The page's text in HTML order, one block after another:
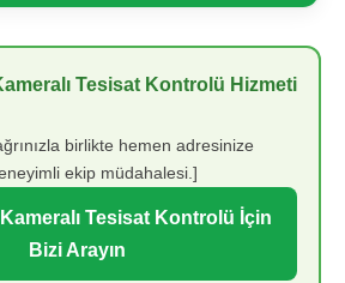
Tesisat Kontrolü Hizmeti
birlikte hemen adresinize
ekip müdahalesi.]
Tesisat Kontrolü İçin
Bizi Arayın